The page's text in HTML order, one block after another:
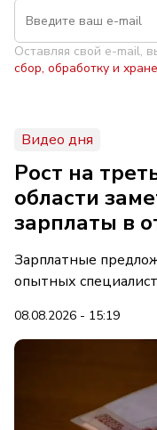
Оставляя свой e-mail,
сбор, обработку и
Видео дня
Рост на
области
зарплаты в
Зарплатные
опытных
08.08.2026 - 15:19